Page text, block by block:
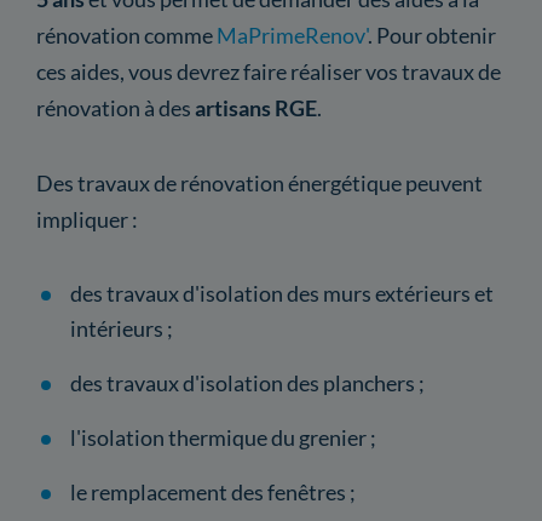
rénovation commeMaPrimeRenov'. Pour obtenir
ces aides, vous devrez faire réaliser vos travaux de
rénovation à desartisans RGE.
Des travaux de rénovation énergétique peuvent
impliquer :
des travaux d'isolation des murs extérieurs et
intérieurs ;
des travaux d'isolation des planchers ;
l'isolation thermique du grenier ;
le remplacement des fenêtres ;